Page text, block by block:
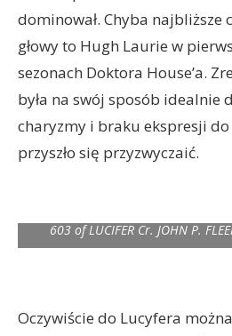
dominował. Chyba najbliższe
głowy to Hugh Laurie w
sezonach Doktora House’a.
była na swój sposób idealnie
charyzmy i braku ekspresji
przyszło się przyzwyczaić.
603 of LUCIFER Cr. JOHN P.
Oczywiście do Lucyfera